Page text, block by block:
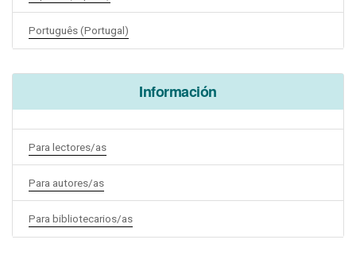
Português (Portugal)
Información
Para lectores/as
Para autores/as
Para bibliotecarios/as